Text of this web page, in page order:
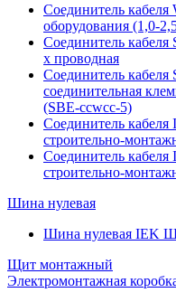
Соединитель кабеля
оборудования (1,0-
Соединитель кабеля
х проводная
Соединитель кабеля
соединительная
(SBE-ccwcc-5)
Соединитель
строительно-
Соединитель
строительно-
Шина нулевая
Шина нулевая IEK
Щит монтажный
Электромонтажная